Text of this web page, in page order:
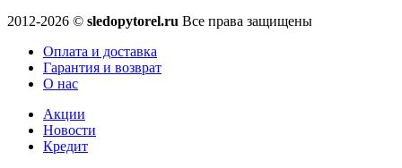
2012-2026 © sledopytorel.ru Все права защищены
Оплата и доставка
Гарантия и возврат
О нас
Акции
Новости
Кредит